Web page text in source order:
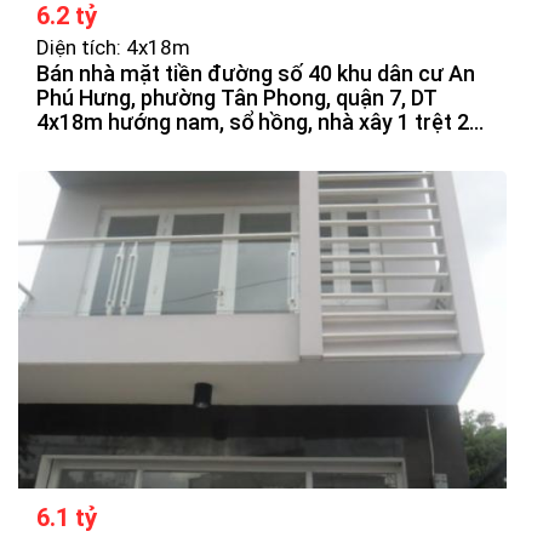
6.2 tỷ
Diện tích: 4x18m
Bán nhà mặt tiền đường số 40 khu dân cư An
Phú Hưng, phường Tân Phong, quận 7, DT
4x18m hướng nam, sổ hồng, nhà xây 1 trệt 2
sông, giá bán 6tỷ2 thương lượng.
6.1 tỷ